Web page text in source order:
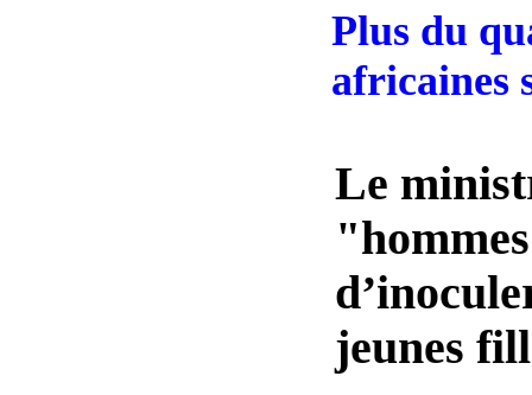
Plus du
africaines
Le
jeunes